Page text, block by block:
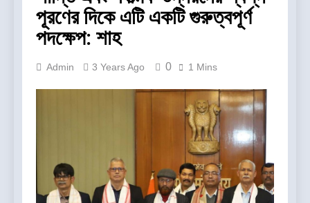
পূরণের দিকে এটি একটি গুরুত্বপূর্ণ
পদক্ষেপ: শাহ
Admin 3 Years Ago 0 1 Mins